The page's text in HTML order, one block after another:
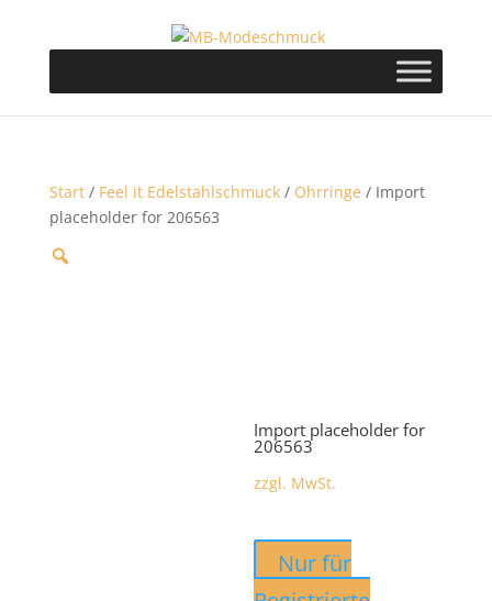
Start/ Feel it Edelstahlschmuck/ Ohrringe / Import
placeholder for 206563
Import placeholder for
206563
zzgl. MwSt.
Nur für